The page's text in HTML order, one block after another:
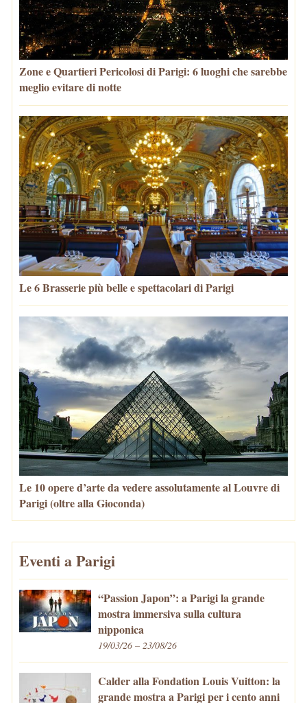
Zone e Quartieri Pericolosi di Parigi: 6 luoghi che sarebbe
meglio evitare di notte
Le 6 Brasserie più belle e spettacolari di Parigi
Le 10 opere d’arte da vedere assolutamente al Louvre di
Parigi (oltre alla Gioconda)
Eventi a Parigi
“Passion Japon”: a Parigi la grande
mostra immersiva sulla cultura
nipponica
19/03/26 – 23/08/26
Calder alla Fondation Louis Vuitton: la
grande mostra a Parigi per i cento anni